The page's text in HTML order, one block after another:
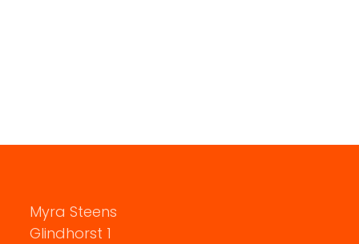
Myra Steens
Glindhorst 1